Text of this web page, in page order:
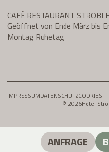
CAFÈ RESTAURANT
Geöffnet von Ende März bis
Montag Ruhetag
IMPRESSUMDATENSCHUTZCOOKIES
© 2026Hotel
ANFRAGE